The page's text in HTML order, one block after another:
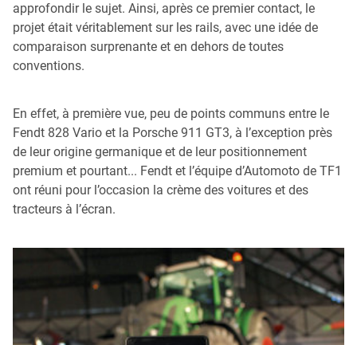
approfondir le sujet. Ainsi, après ce premier contact, le
projet était véritablement sur les rails, avec une idée de
comparaison surprenante et en dehors de toutes
conventions.
En effet, à première vue, peu de points communs entre le
Fendt 828 Vario et la Porsche 911 GT3, à l’exception près
de leur origine germanique et de leur positionnement
premium et pourtant... Fendt et l’équipe d’Automoto de TF1
ont réuni pour l’occasion la crème des voitures et des
tracteurs à l’écran.